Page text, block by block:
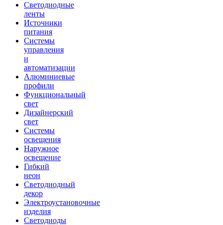
Светодиодные
ленты
Источники
питания
Системы
управления
и
автоматизации
Алюминиевые
профили
Функциональный
свет
Дизайнерский
свет
Системы
освещения
Наружное
освещение
Гибкий
неон
Светодиодный
декор
Электроустановочные
изделия
Светодиоды